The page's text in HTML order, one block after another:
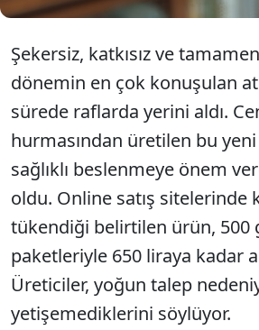
Şekersiz, katkısız ve
dönemin en çok konuşulan
sürede raflarda yerini aldı.
hurmasından üretilen bu
sağlıklı beslenmeye önem
oldu. Online satış sitelerinde
tükendiği belirtilen ürün, 500
paketleriyle 650 liraya kadar
Üreticiler, yoğun talep
yetişemediklerini söylüyor.